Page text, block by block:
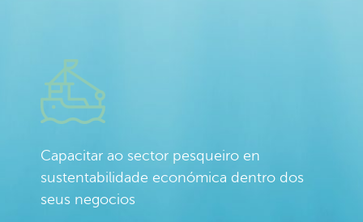
Capacitar ao sector pesqueiro en
sustentabilidade económica dentro dos
seus negocios